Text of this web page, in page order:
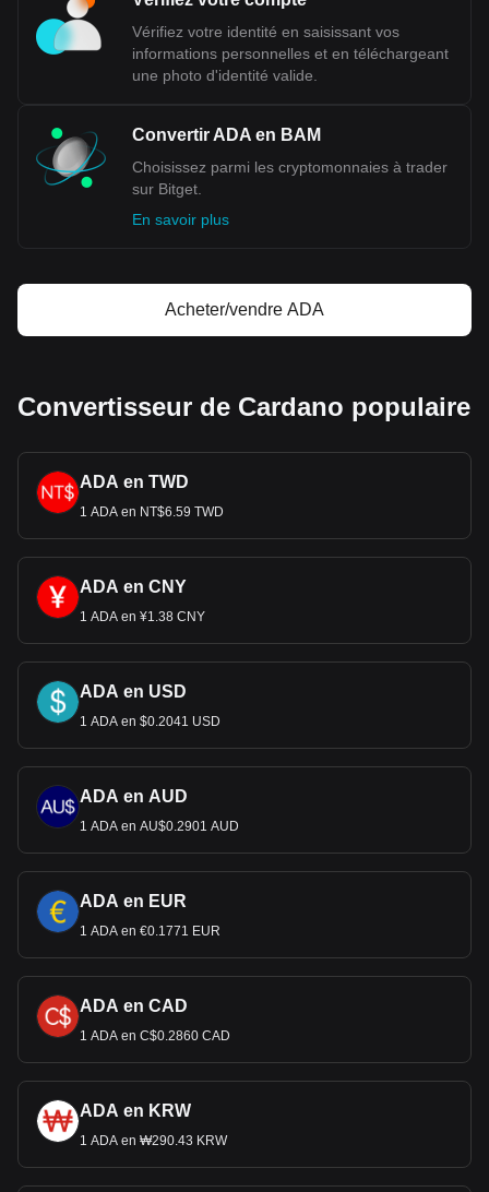
Vérifiez votre identité en saisissant vos
informations personnelles et en téléchargeant
une photo d'identité valide.
Convertir ADA en BAM
Choisissez parmi les cryptomonnaies à trader
sur Bitget.
En savoir plus
Acheter/vendre ADA
Convertisseur de Cardano populaire
ADA en TWD
1 ADA en NT$6.59 TWD
ADA en CNY
1 ADA en ¥1.38 CNY
ADA en USD
1 ADA en $0.2041 USD
ADA en AUD
1 ADA en AU$0.2901 AUD
ADA en EUR
1 ADA en €0.1771 EUR
ADA en CAD
1 ADA en C$0.2860 CAD
ADA en KRW
1 ADA en ₩290.43 KRW